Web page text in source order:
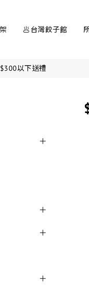
🥟台灣餃子館
$300以下送禮